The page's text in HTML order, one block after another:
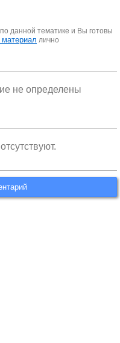
данной тематике и Вы готовы
материал лично
не определены